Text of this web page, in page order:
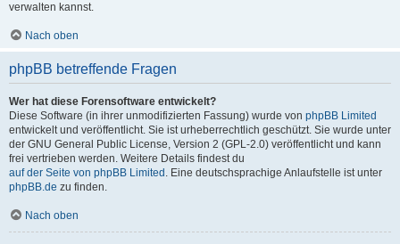
verwalten kannst.
Nach oben
phpBB betreffende Fragen
Wer hat diese Forensoftware entwickelt?
Diese Software (in ihrer unmodifizierten Fassung) wurde von phpBB Limited
entwickelt und veröffentlicht. Sie ist urheberrechtlich geschützt. Sie wurde unter
der GNU General Public License, Version 2 (GPL-2.0) veröffentlicht und kann
frei vertrieben werden. Weitere Details findest du
auf der Seite von phpBB Limited . Eine deutschsprachige Anlaufstelle ist unter
phpBB.de zu finden.
Nach oben